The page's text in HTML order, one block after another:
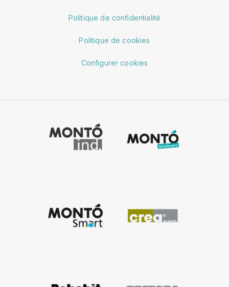
Politique de confidentialité
Politique de cookies
Configurer cookies